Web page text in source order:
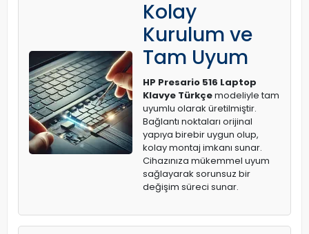
Kolay
Kurulum ve
Tam Uyum
HP Presario 516 Laptop
Klavye Türkçemodeliyle tam
uyumlu olarak üretilmiştir.
Bağlantı noktaları orijinal
yapıya birebir uygun olup,
kolay montaj imkanı sunar.
Cihazınıza mükemmel uyum
sağlayarak sorunsuz bir
değişim süreci sunar.